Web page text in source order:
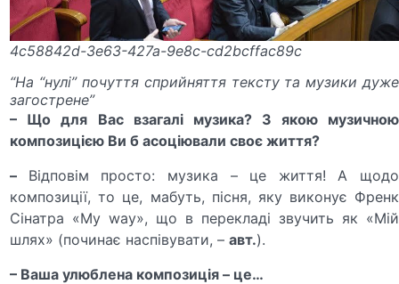
4c58842d-3e63-427a-9e8c-cd2bcffac89c
“На “нулі” почуття сприйняття тексту та музики дуже
загострене”
– Що для Вас взагалі музика? З якою музичною
композицією Ви б асоціювали своє життя?
– Відповім просто: музика – це життя! А щодо
композиції, то це, мабуть, пісня, яку виконує Френк
Сінатра «My way», що в перекладі звучить як «Мій
шлях» (починає наспівувати, –авт.).
– Ваша улюблена композиція – це…